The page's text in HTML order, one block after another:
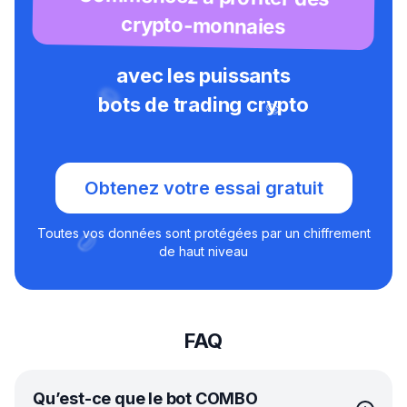
crypto-monnaies
avec les puissants
bots de trading crypto
Obtenez votre essai gratuit
Toutes vos données sont protégées par un chiffrement
de haut niveau
FAQ
Qu’est-ce que le bot COMBO